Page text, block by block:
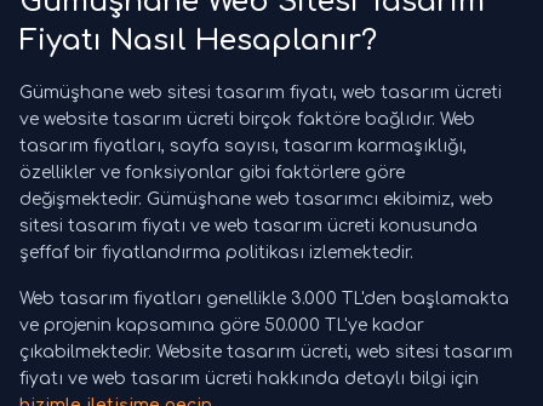
Fiyatı Nasıl Hesaplanır?
Gümüşhane web sitesi tasarım fiyatı, web tasarım ücreti
ve website tasarım ücreti birçok faktöre bağlıdır. Web
tasarım fiyatları, sayfa sayısı, tasarım karmaşıklığı,
özellikler ve fonksiyonlar gibi faktörlere göre
değişmektedir. Gümüşhane web tasarımcı ekibimiz, web
sitesi tasarım fiyatı ve web tasarım ücreti konusunda
şeffaf bir fiyatlandırma politikası izlemektedir.
Web tasarım fiyatları genellikle 3.000 TL'den başlamakta
ve projenin kapsamına göre 50.000 TL'ye kadar
çıkabilmektedir. Website tasarım ücreti, web sitesi tasarım
fiyatı ve web tasarım ücreti hakkında detaylı bilgi için